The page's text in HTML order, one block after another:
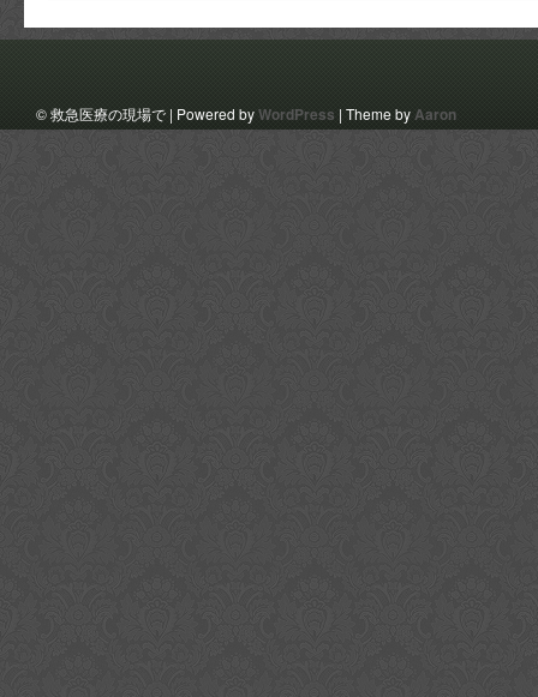
© 救急医療の現場で | Powered byWordPress | Theme by Aaron